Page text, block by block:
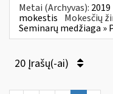
Metai (Archyvas): 2019
mokestis Mokesčių
Seminarų medžiaga »
20 Įrašų(-ai)